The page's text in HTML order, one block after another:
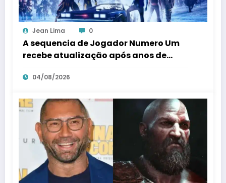
Jean Lima 0
A sequencia de Jogador Numero Um
recebe atualização após anos de
silencio
04/08/2026